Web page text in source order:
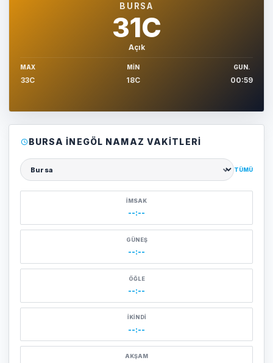
BURSA
31C
Açık
MAX
33C
MIN
18C
GUN.
00:59
BURSA İNEGÖL NAMAZ VAKITLERI
Şehir seçin
TÜMÜ
İMSAK
--:--
GÜNEŞ
--:--
ÖĞLE
--:--
İKINDI
--:--
AKŞAM